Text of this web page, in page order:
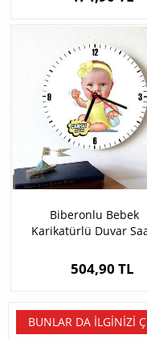
Biberonlu Bebek
Karikatürlü Duvar
504,90 TL
BUNLAR DA İLGINIZI